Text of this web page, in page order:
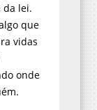
da lei.
que
vidas
onde